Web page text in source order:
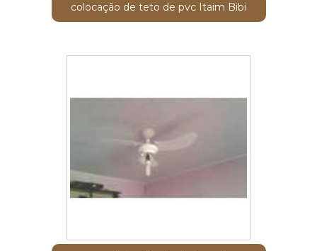
colocação de teto de pvc Itaim Bibi